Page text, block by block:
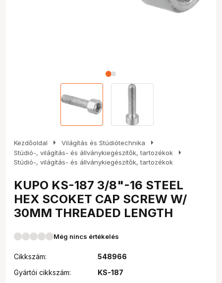
Kezdőoldal arrow_right Világítás és Stúdiótechnika arrow_right
Stúdió-, világítás- és állványkiegészítők, tartozékok arrow_right
Stúdió-, világítás- és állványkiegészítők, tartozékok
KUPO KS-187 3/8"-16 STEEL
HEX SCOKET CAP SCREW W/
30MM THREADED LENGTH
Még nincs értékelés
Cikkszám:
548966
Gyártói cikkszám:
KS-187